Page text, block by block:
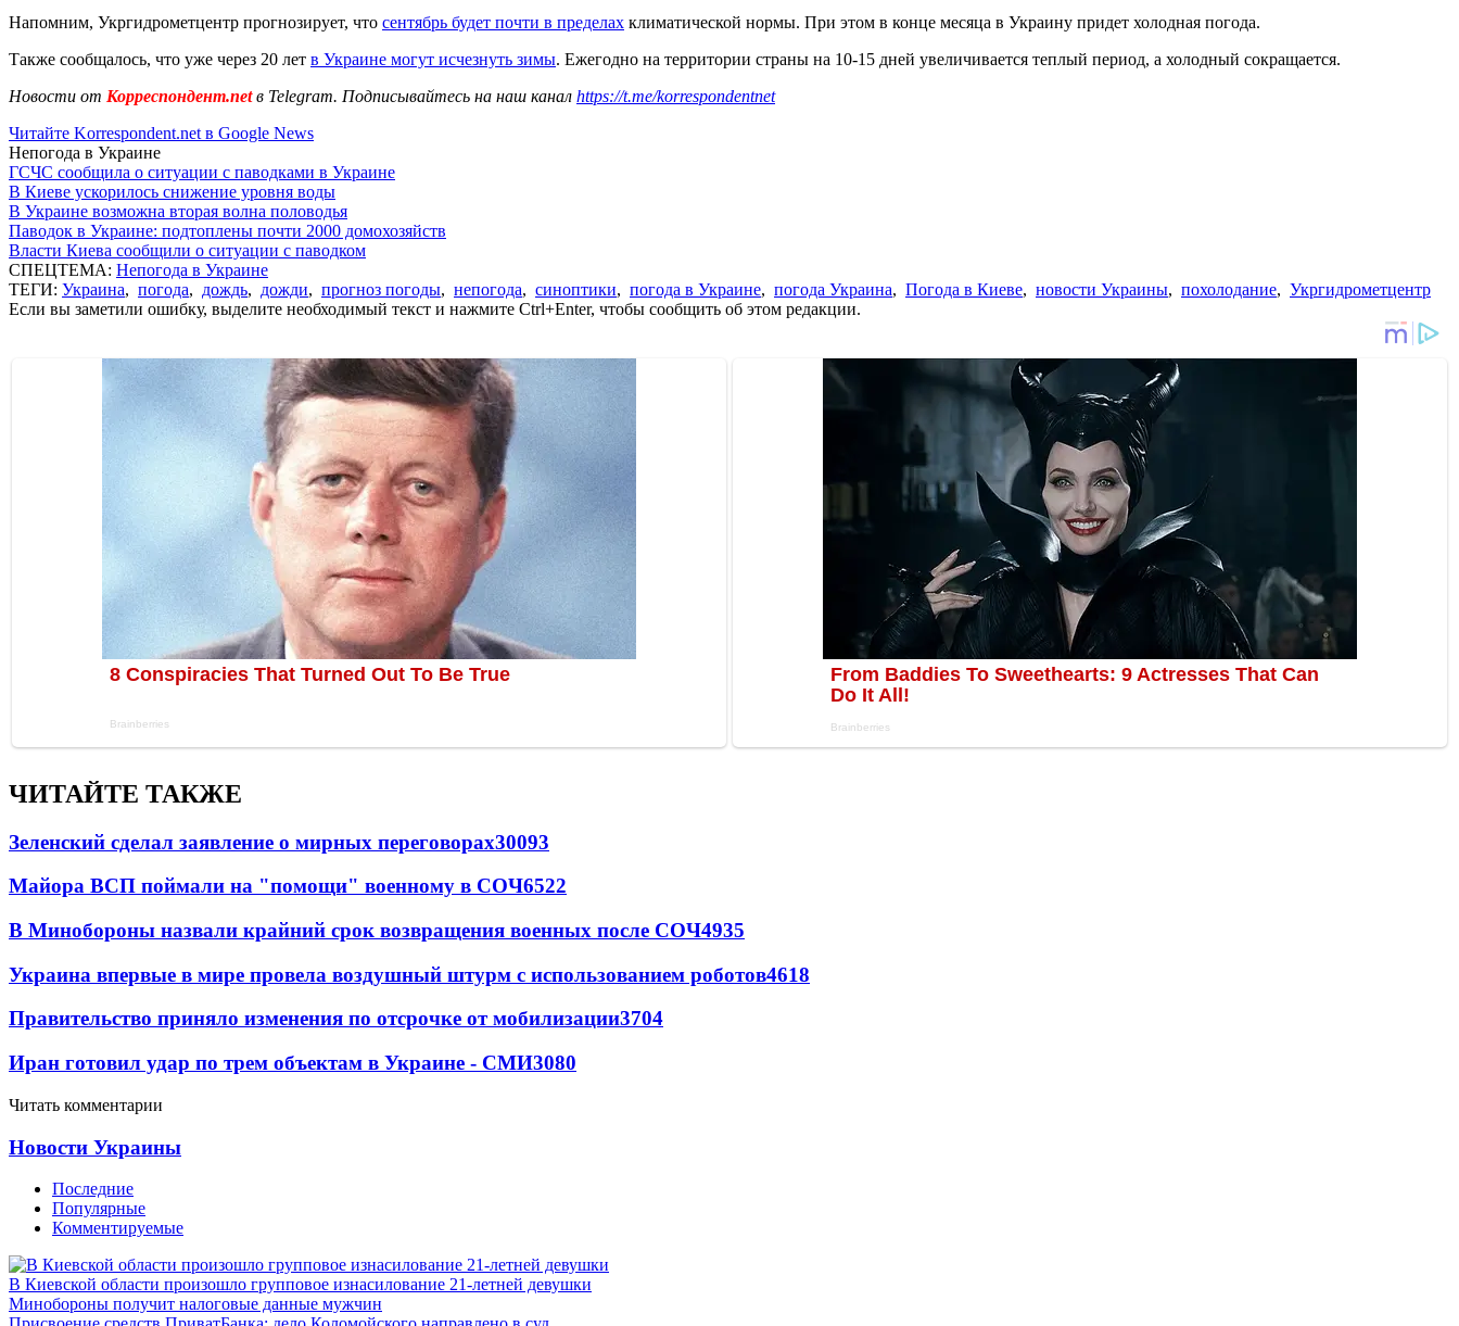
Напомним, Укргидрометцентр прогнозирует, что сентябрь будет почти в пределах климатической нормы. При этом в конце месяца в Украину придет холодная погода.
Также сообщалось, что уже через 20 лет в Украине могут исчезнуть зимы. Ежегодно на территории страны на 10-15 дней увеличивается теплый период, а холодный сокращается.
Новости от Корреспондент.netв Telegram. Подписывайтесь на наш канал https://t.me/korrespondentnet
Читайте Korrespondent.net в Google News
Непогода в Украине
ГСЧС сообщила о ситуации с паводками в Украине
В Киеве ускорилось снижение уровня воды
В Украине возможна вторая волна половодья
Паводок в Украине: подтоплены почти 2000 домохозяйств
Власти Киева сообщили о ситуации с паводком
СПЕЦТЕМА: Непогода в Украине
ТЕГИ: Украина, погода, дождь, дожди, прогноз погоды, непогода, синоптики, погода в Украине, погода Украина, Погода в Киеве, новости Украины, похолодание, Укргидрометцентр
Если вы заметили ошибку, выделите необходимый текст и нажмите Ctrl+Enter, чтобы сообщить об этом редакции.
ЧИТАЙТЕ ТАКЖЕ
Зеленский сделал заявление о мирных переговорах30093
Майора ВСП поймали на "помощи" военному в СОЧ6522
В Минобороны назвали крайний срок возвращения военных после СОЧ4935
Украина впервые в мире провела воздушный штурм с использованием роботов4618
Правительство приняло изменения по отсрочке от мобилизации3704
Иран готовил удар по трем объектам в Украине - СМИ3080
Читать комментарии
Новости Украины
Последние
Популярные
Комментируемые
В Киевской области произошло групповое изнасилование 21-летней девушки
Минобороны получит налоговые данные мужчин